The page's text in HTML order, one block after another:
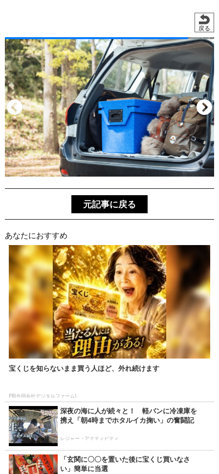
戻る
元記事に戻る
あなたにおすすめ
宝くじを知らないまま買う人ほど、外れ続けます
PR(合同会社デジタルファーム)
深夜の海に人が続々と！ 軽バンに冷凍庫を
携え「朝4時までホタルイカ掬い」の奮闘記
レジャー・アクティビティ
「玄関に〇〇を置いた後に宝くじ買いなさ
い」簡単に当選